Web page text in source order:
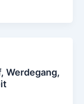
Werdegang,